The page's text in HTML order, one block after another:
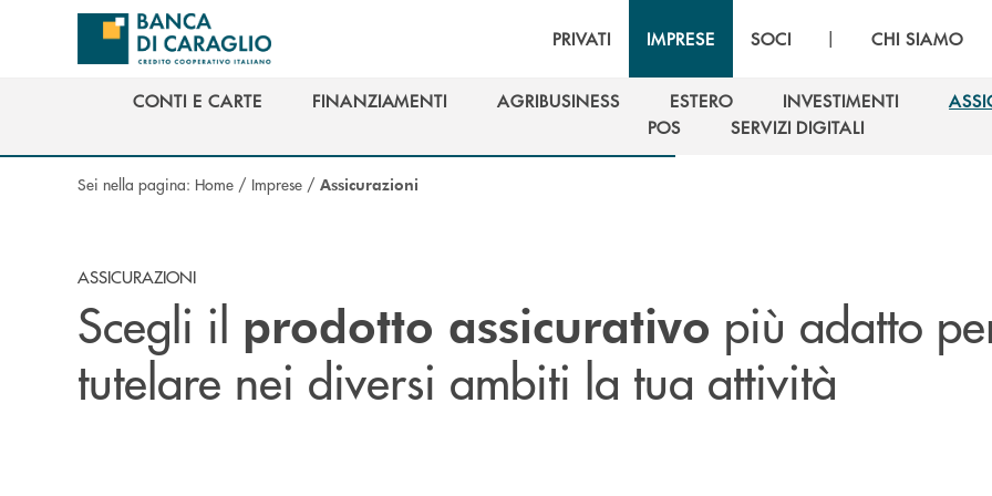
Salta al contenuto principale
PRIVATI IMPRESE SOCI | CHI SIAMO
CONTI E CARTE
FINANZIAMENTI
AGRIBUSINESS
ESTERO
ESTERO
INVESTIMENTI
INVESTIMENTI
POS
POS
SERVIZI DIGITALI
Sei nella pagina: Home / Imprese / Assicurazioni
ASSICURAZIONI
Scegli il prodotto assicurativo più adatto
tutelare nei diversi ambiti la tua attività